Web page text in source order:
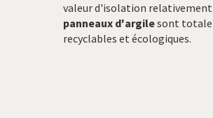
valeur d'isolation relativement
panneaux d'argilesont
recyclables et écologiques.